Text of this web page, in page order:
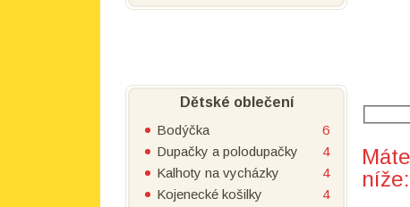
níže:
Dětské oblečení
Bodýčka
6
Dupačky a polodupačky
4
Kalhoty na vycházky
4
Kojenecké košilky
4